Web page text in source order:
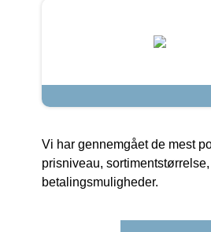
Vi har gennemgået de mest
prisniveau,
betalingsmuligheder.